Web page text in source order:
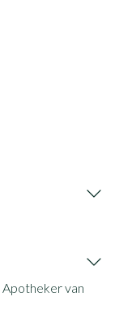
Apotheker van